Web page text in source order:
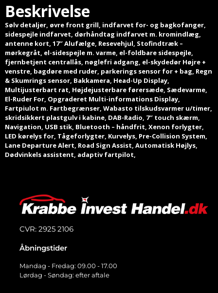
Beskrivelse
Sølv detaljer, øvre front grill, indfarvet for- og bagkofanger,
sidespejle indfarvet, dørhåndtag indfarvet m. kromindlæg,
antenne kort, 17″ Alufælge, Resevehjul, Stofindtræk –
mørkegråt, el-sidespejle m. varme, el-foldbare sidespejle,
fjernbetjent centrallås, nøglefri adgang, el-skydedør Højre +
venstre, bagdøre med ruder, parkerings sensor for + bag, Regn
& Skumrings sensor, Bakkamera, Head-Up Display,
Multijusterbart rat, Højdejusterbare førersæde, Sædevarme,
El-Ruder For, Opgraderet Multi-informations Display,
Fartpiulot m. Fartbegrænser, Wabasto tilskudsvarmer u/timer,
skridsikkert plastgulv i kabine, DAB-Radio, 7″ touch skærm,
Navigation, USB stik, Bluetooth – håndfrit, Xenon forlygter,
LED kørelys for, Tågeforlygter, Kurvelys, Pre-Collision System,
Lane Departure Alert, Road Sign Assist, Automatisk Højlys,
Dødvinkels assistent, adaptiv fartpilot,
CVR: 2925 2106
Åbningstider
Mandag - Fredag: 09.00 - 17.00
Lørdag - Søndag: efter aftale